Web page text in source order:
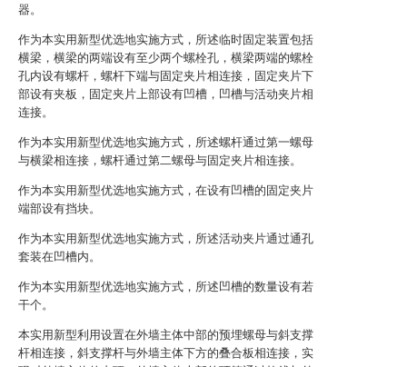
器。
作为本实用新型优选地实施方式，所述临时固定装置包括
横梁，横梁的两端设有至少两个螺栓孔，横梁两端的螺栓
孔内设有螺杆，螺杆下端与固定夹片相连接，固定夹片下
部设有夹板，固定夹片上部设有凹槽，凹槽与活动夹片相
连接。
作为本实用新型优选地实施方式，所述螺杆通过第一螺母
与横梁相连接，螺杆通过第二螺母与固定夹片相连接。
作为本实用新型优选地实施方式，在设有凹槽的固定夹片
端部设有挡块。
作为本实用新型优选地实施方式，所述活动夹片通过通孔
套装在凹槽内。
作为本实用新型优选地实施方式，所述凹槽的数量设有若
干个。
本实用新型利用设置在外墙主体中部的预埋螺母与斜支撑
杆相连接，斜支撑杆与外墙主体下方的叠合板相连接，实